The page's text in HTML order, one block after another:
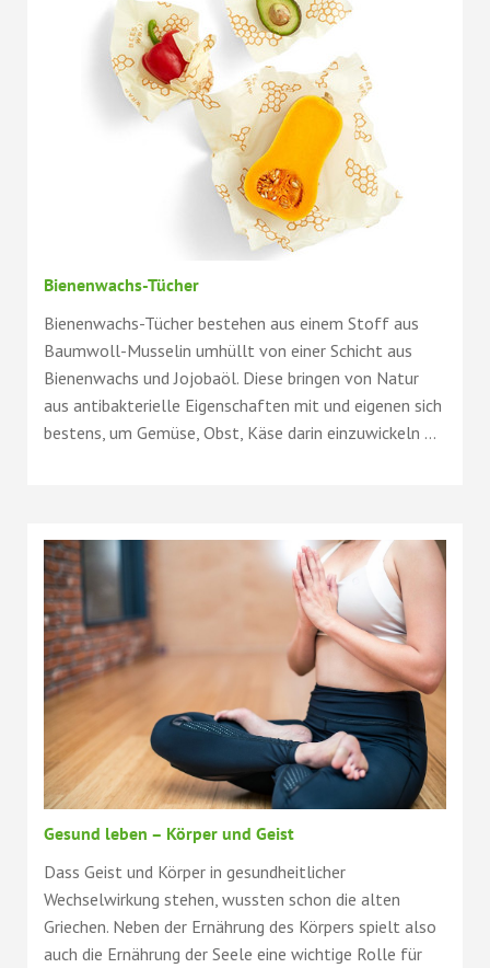
Bienenwachs-Tücher
Bienenwachs-Tücher bestehen aus einem Stoff aus
Baumwoll-Musselin umhüllt von einer Schicht aus
Bienenwachs und Jojobaöl. Diese bringen von Natur
aus antibakterielle Eigenschaften mit und eigenen sich
bestens, um Gemüse, Obst, Käse darin einzuwickeln ...
Gesund leben – Körper und Geist
Dass Geist und Körper in gesundheitlicher
Wechselwirkung stehen, wussten schon die alten
Griechen. Neben der Ernährung des Körpers spielt also
auch die Ernährung der Seele eine wichtige Rolle für